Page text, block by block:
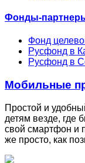
Фонды-
Фонд
Русфонд в
Русфонд в
Мобильные
Простой и
детям везде, где
свой смартфон и
же просто, как